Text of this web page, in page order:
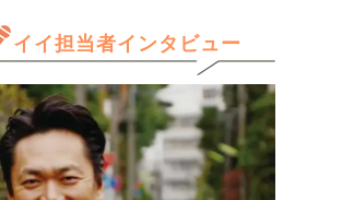
イイ担当者インタビュー